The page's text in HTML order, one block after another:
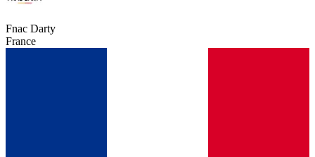
Fnac Darty
France